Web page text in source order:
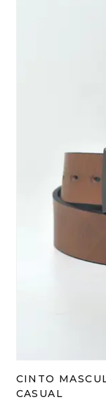
CINTO
CASUAL